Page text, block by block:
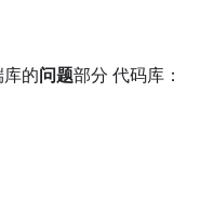
库的问题部分 代码库：